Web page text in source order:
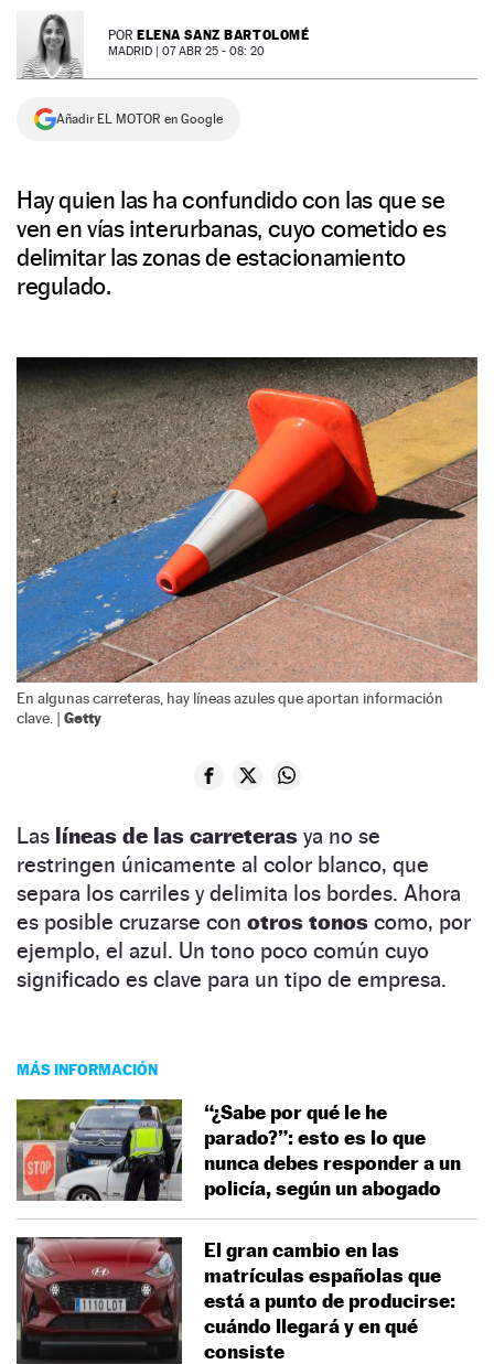
NEWSLETTER POR ELENA SANZ BARTOLOMÉ
MADRID | 07 ABR 25 - 08: 20
Añadir EL MOTOR en Google
Hay quien las ha confundido con las que se
ven en vías interurbanas, cuyo cometido es
delimitar las zonas de estacionamiento
regulado.
En algunas carreteras, hay líneas azules que aportan información
clave. | Getty
Las líneas de las carreteras ya no se
restringen únicamente al color blanco, que
separa los carriles y delimita los bordes. Ahora
es posible cruzarse con otros tonos como, por
ejemplo, el azul. Un tono poco común cuyo
significado es clave para un tipo de empresa.
MÁS INFORMACIÓN
“¿Sabe por qué le he
parado?”: esto es lo que
nunca debes responder a un
policía, según un abogado
El gran cambio en las
matrículas españolas que
está a punto de producirse:
cuándo llegará y en qué
consiste